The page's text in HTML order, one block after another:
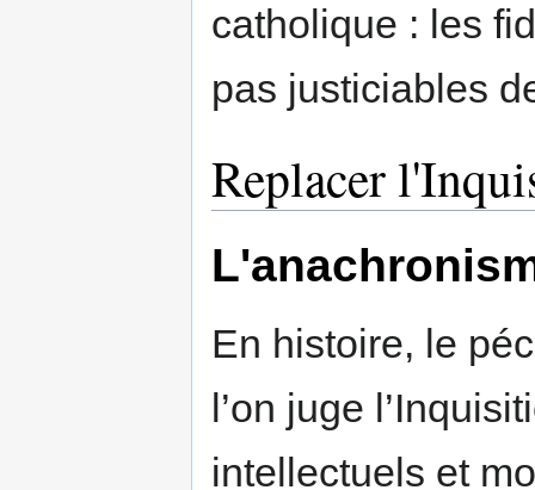
catholique : les
pas justiciables
Replacer
En histoire, le
l’on juge
intellectuels et